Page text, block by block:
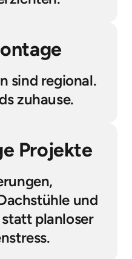
sind regional.
zuhause.
Projekte
und
planloser